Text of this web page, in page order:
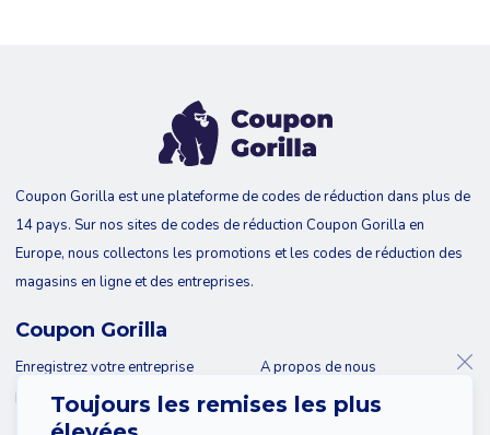
Toujours les remises les plus
Coupon Gorilla est une plateforme de codes de réduction dans plus de
14 pays. Sur nos sites de codes de réduction Coupon Gorilla en
Europe, nous collectons les promotions et les codes de réduction des
magasins en ligne et des entreprises.
Coupon Gorilla
Enregistrez votre entreprise
Blog
A propos de nous
Contact